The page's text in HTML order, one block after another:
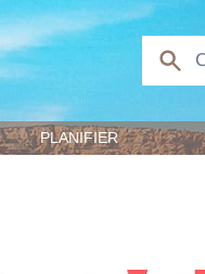
PLANIFIER